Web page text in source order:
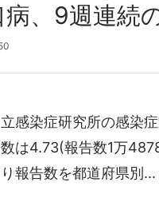
病、9週連
感染症研究所の感染
は4.73(報告数1万
報告数を都道府県別...